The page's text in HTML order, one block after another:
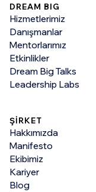
DREAM BIG
Hizmetlerimiz
Danışmanlar
Mentorlarımız
Etkinlikler
Dream Big Talks
Leadership Labs
ŞİRKET
Hakkımızda
Manifesto
Ekibimiz
Kariyer
Blog